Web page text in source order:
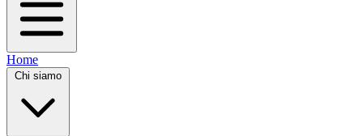
Home
Chi siamo